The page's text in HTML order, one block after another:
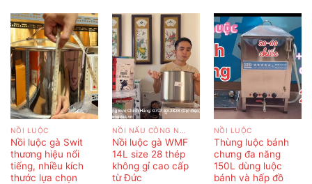
NỒI LUỘC
Nồi luộc gà Swit
thương hiệu nổi
tiếng, nhiều kích
thước lựa chọn
Nồi luộc gà WMF
14L size 28 thép
không gỉ cao cấp
từ Đức
NỒI LUỘC
Thùng luộc bánh
chưng đa năng
150L dùng luộc
bánh và hấp đồ